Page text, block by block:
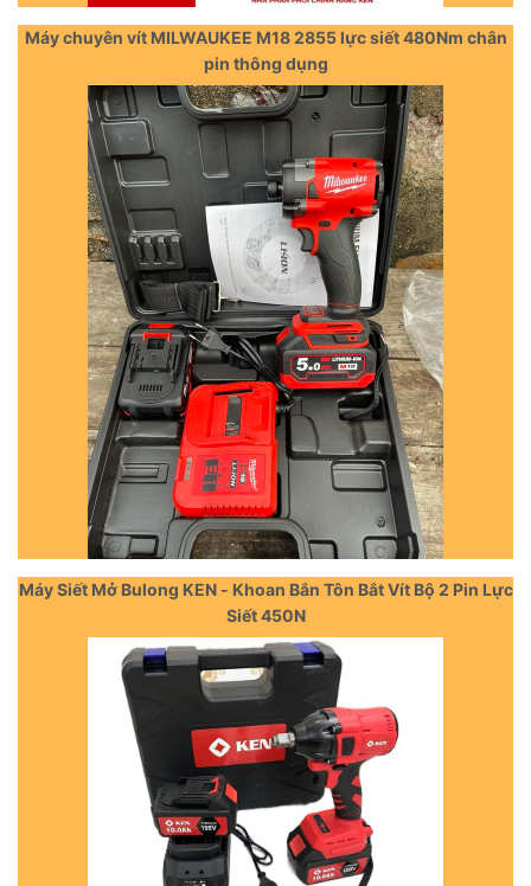
Máy chuyên vít MILWAUKEE M18 2855 lực siết 480Nm chân
pin thông dụng
Máy Siết Mở Bulong KEN - Khoan Bắn Tôn Bắt Vít Bộ 2 Pin Lực
Siết 450N